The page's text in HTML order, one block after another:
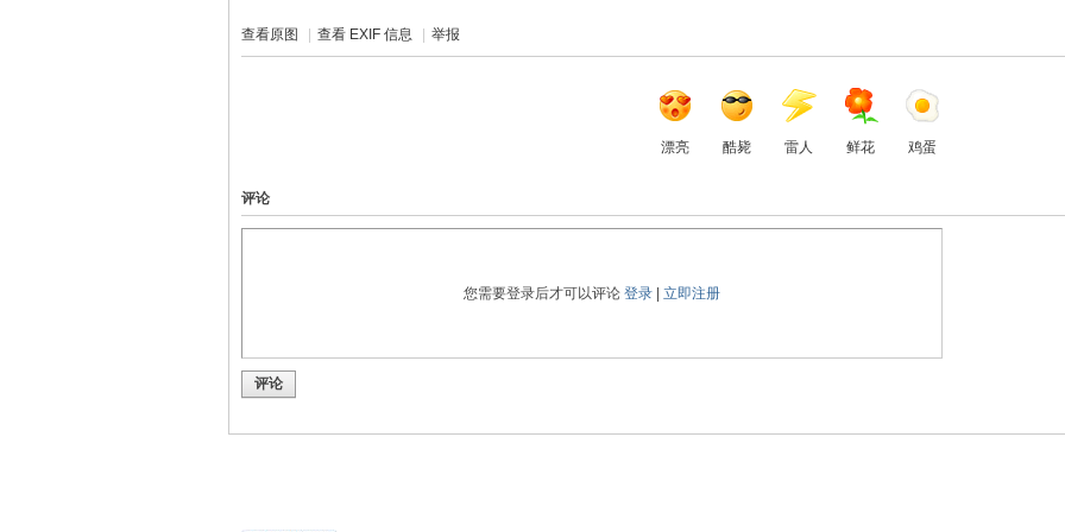
查看原图 查看 EXIF 信息 举报
漂亮 酷毙 雷人 鲜花 鸡蛋
评论
您需要登录后才可以评论 登录 立即注册
评论